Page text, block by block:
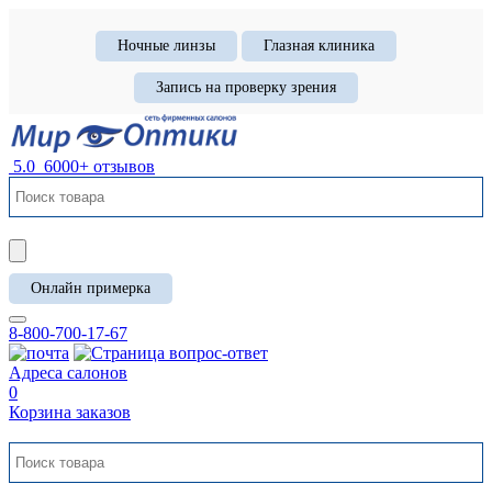
Ночные линзы Глазная клиника
Запись на проверку зрения
5.0 6000+ отзывов
Онлайн примерка
8-800-700-17-67
Адреса салонов
0
Корзина заказов